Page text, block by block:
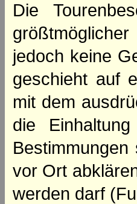
Die
jedoch keine
geschieht auf
mit dem
die
vor Ort
werden darf